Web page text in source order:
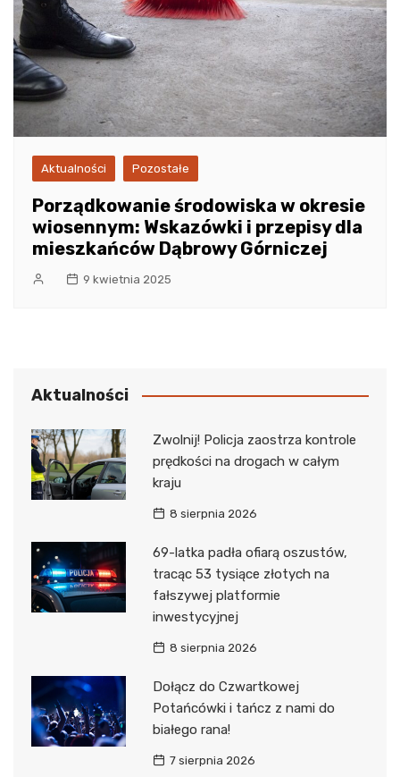
Aktualności Pozostałe
Porządkowanie środowiska w okresie
wiosennym: Wskazówki i przepisy dla
mieszkańców Dąbrowy Górniczej
9 kwietnia 2025
Aktualności
Zwolnij! Policja zaostrza kontrole
prędkości na drogach w całym
kraju
8 sierpnia 2026
69-latka padła ofiarą oszustów,
tracąc 53 tysiące złotych na
fałszywej platformie
inwestycyjnej
8 sierpnia 2026
Dołącz do Czwartkowej
Potańcówki i tańcz z nami do
białego rana!
7 sierpnia 2026